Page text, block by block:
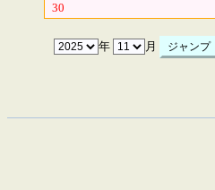
30
年 月